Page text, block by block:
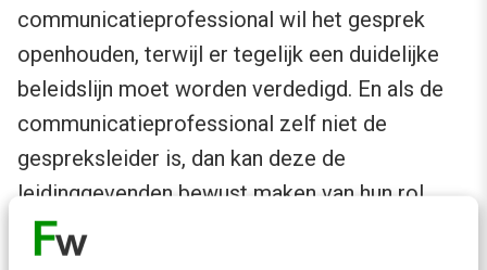
communicatieprofessional wil het gesprek
openhouden, terwijl er tegelijk een duidelijke
beleidslijn moet worden verdedigd. En als de
communicatieprofessional zelf niet de
gespreksleider is, dan kan deze de
leidinggevenden bewust maken van hun rol.
Dialogisch leiderschap vraagt daarom om een